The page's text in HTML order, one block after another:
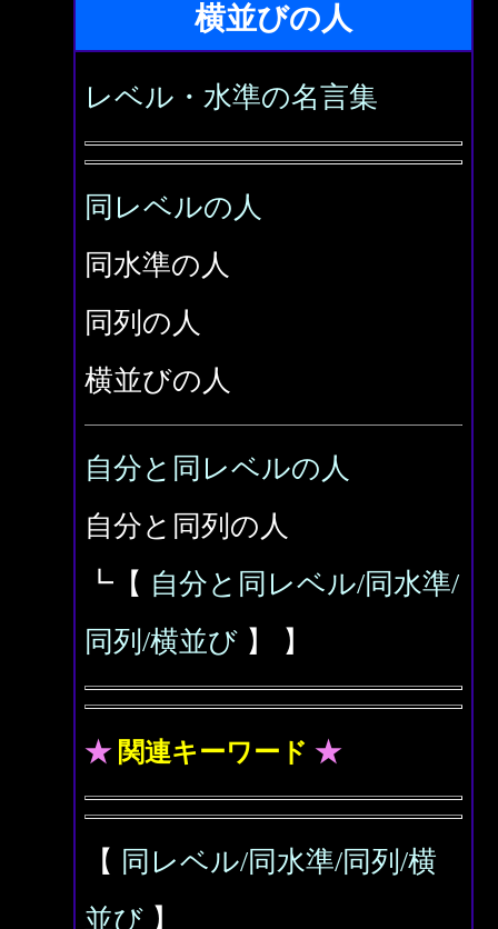
横並びの人
レベル・水準の名言集
同レベルの人
同水準の人
同列の人
横並びの人
自分と同レベルの人
自分と同列の人
┗【 自分と同レベル/同水準/
同列/横並び 】 】
★ 関連キーワード ★
【 同レベル/同水準/同列/横
並び 】